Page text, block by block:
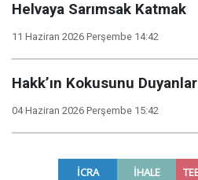
Helvaya Sarımsak Katmak
11 Haziran 2026 Perşembe 14:42
Hakk’ın Kokusunu Duyanlar
04 Haziran 2026 Perşembe 15:42